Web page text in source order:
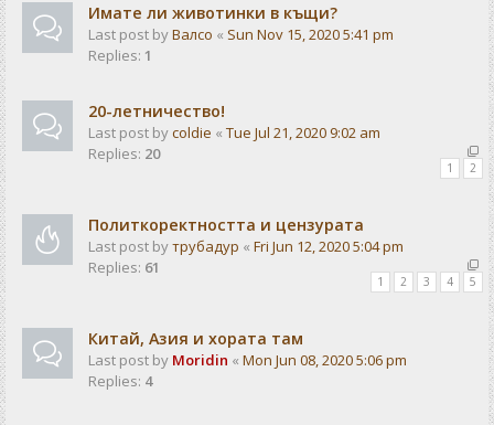
Имате ли животинки в къщи?
Last post byВалсо « Sun Nov 15, 2020 5:41 pm
Replies: 1
20-летничество!
Last post bycoldie « Tue Jul 21, 2020 9:02 am
Replies: 20
1 2
Политкоректността и цензурата
Last post byтрубадур « Fri Jun 12, 2020 5:04 pm
Replies: 61
1 2 3 4 5
Китай, Азия и хората там
Last post by Moridin « Mon Jun 08, 2020 5:06 pm
Replies: 4